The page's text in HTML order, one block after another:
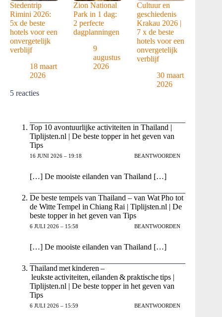
Stedentrip
Rimini 2026:
5x de beste
hotels voor een
onvergetelijk
verblijf
18 maart
2026
Zion National
Park in 1 dag:
2 perfecte
dagplanningen
9
augustus
2026
Cultuur en
geschiedenis
Krakau 2026 |
7 x de beste
hotels voor een
onvergetelijk
verblijf
30 maart
2026
5 reacties
Top 10 avontuurlijke activiteiten in Thailand |
Tiplijsten.nl | De beste topper in het geven van
Tips
16 JUNI 2026 – 19:18 BEANTWOORDEN
[…] De mooiste eilanden van Thailand […]
De beste tempels van Thailand – van Wat Pho tot
de Witte Tempel in Chiang Rai | Tiplijsten.nl | De
beste topper in het geven van Tips
6 JULI 2026 – 15:58 BEANTWOORDEN
[…] De mooiste eilanden van Thailand […]
Thailand met kinderen –
leukste activiteiten, eilanden & praktische tips |
Tiplijsten.nl | De beste topper in het geven van
Tips
6 JULI 2026 – 15:59 BEANTWOORDEN